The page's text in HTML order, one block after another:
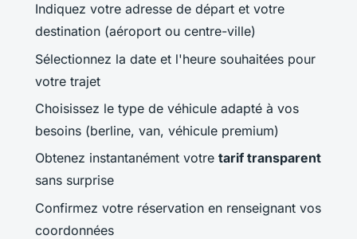
Indiquez votre adresse de départ et votre
destination (aéroport ou centre-ville)
Sélectionnez la date et l'heure souhaitées pour
votre trajet
Choisissez le type de véhicule adapté à vos
besoins (berline, van, véhicule premium)
Obtenez instantanément votre tarif transparent
sans surprise
Confirmez votre réservation en renseignant vos
coordonnées